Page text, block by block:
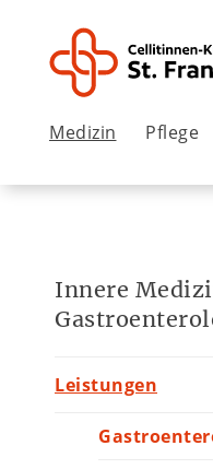
Medizin Pflege
Innere
Leistungen